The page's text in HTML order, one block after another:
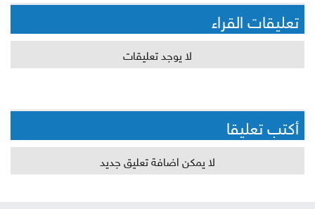
تعليقات القراء
لا يوجد تعليقات
أكتب تعليقا
لا يمكن اضافة تعليق جديد